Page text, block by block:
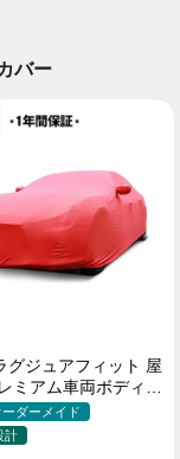
バー
グジュアフィット 屋
ミアム車両ボディカ
ダーメイド 最高級
かい 裏起毛車カバー
ーダーメイド
計